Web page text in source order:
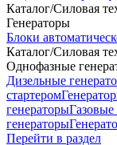
Каталог/Силовая
Генераторы
Блоки
Каталог/Силовая
Однофазные
Дизельные
стартером
генераторыГазовые
генераторы
Перейти в раздел